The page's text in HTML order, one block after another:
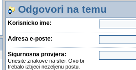
Odgovori na temu
Korisnicko ime:
Adresa e-poste:
Sigurnosna provjera:
Unesite znakove na slici. Ovo bi
trebalo izbjeci nezeljenu postu.